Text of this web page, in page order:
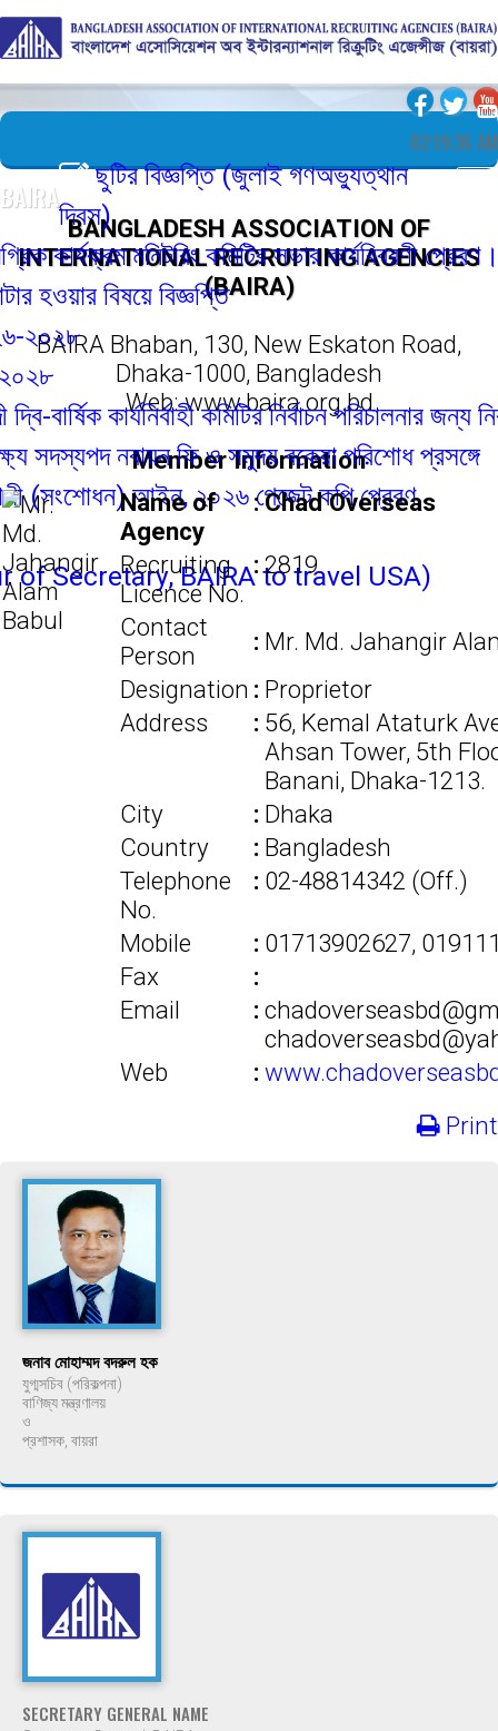
02:19:37 AM
BAIRA
ছুটির বিজ্ঞপ্তি (জুলাই গণঅভ্যুত্থান
দিবস)
মনিটরিং কমিটির সভার কার্যবিবরণী প্রেরণ।
বিষয়ে বিজ্ঞপ্তি
কার্যনির্বাহী কমিটির নির্বাচন পরিচালনার জন্য
নবায়ন ফি ও সমুদয় বকেয়া পরিশোধ প্রসঙ্গে
আইন, ২০২৬ গেজেট কপি প্রেরণ
BAIRA to travel USA)
BANGLADESH ASSOCIATION OF
INTERNATIONAL RECRUITING AGENCIES
(BAIRA)
BAIRA Bhaban, 130, New Eskaton Road,
Dhaka-1000, Bangladesh
Web: www.baira.org.bd
Member Information
Name of
Agency
:Chad Overseas
Recruiting
Licence No.
:2819
Contact
Person
: Mr. Md. Jahangir
Designation : Proprietor
Address
: 56, Kemal Ataturk
Ahsan Tower, 5th
Banani, Dhaka-1213.
City
: Dhaka
Country
: Bangladesh
Telephone
No.
: 02-48814342 (Off.)
Mobile : 01713902627,
Fax
:
Email
:
Web
:
Print
জনাব মোহাম্মদ বদরুল হক
যুগ্মসচিব (পরিকল্পনা)
বাণিজ্য মন্ত্রণালয়
ও
প্রশাসক, বায়রা
SECRETARY GENERAL NAME